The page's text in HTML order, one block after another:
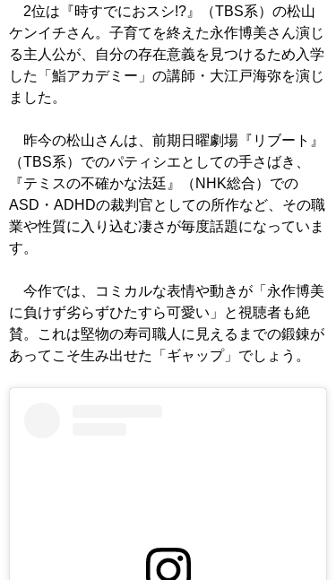
2位は『時すでにおスシ!?』（TBS系）の松山
ケンイチさん。子育てを終えた永作博美さん演じ
る主人公が、自分の存在意義を見つけるため入学
した「鮨アカデミー」の講師・大江戸海弥を演じ
ました。
昨今の松山さんは、前期日曜劇場『リブート』
（TBS系）でのパティシエとしての手さばき、
『テミスの不確かな法廷』（NHK総合）での
ASD・ADHDの裁判官としての所作など、その職
業や性質に入り込む凄さが毎度話題になっていま
す。
今作では、コミカルな表情や動きが「永作博美
に負けず劣らずひたすら可愛い」と視聴者も絶
賛。これは堅物の寿司職人に見えるまでの鍛錬が
あってこそ生み出せた「ギャップ」でしょう。